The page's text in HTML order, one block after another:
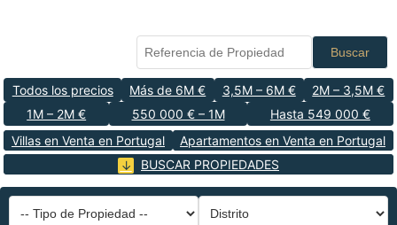
Buscar
Todos los precios Más de 6M € 3,5M – 6M €
2M – 3,5M €
1M – 2M €
550 000 € – 1M
Hasta 549 000 €
Villas en Venta en Portugal
Apartamentos en Venta en Portugal
BUSCAR PROPIEDADES